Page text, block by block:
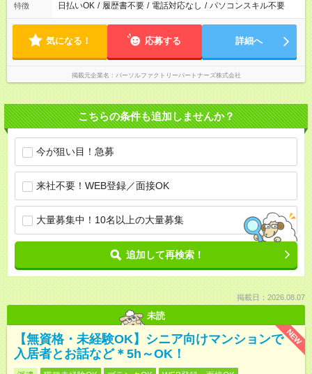
特徴 日払いOK / 履歴書不要 / 電話対応なし / パソコンスキル不要
気になる！ 応募する 詳細へ
掲載元企業名 パーソルファクトリーパートナーズ株式会社
こちらの条件も追加しませんか？
今が狙い目！急募
来社不要！WEB登録／面接OK
大量募集中！10名以上の大量募集
追加して再検索！
掲載日：2026.08.07
未読
NEW
【無資格・未経験OK】シニア向けマンションで
入居者とお話など＊5h～OK！